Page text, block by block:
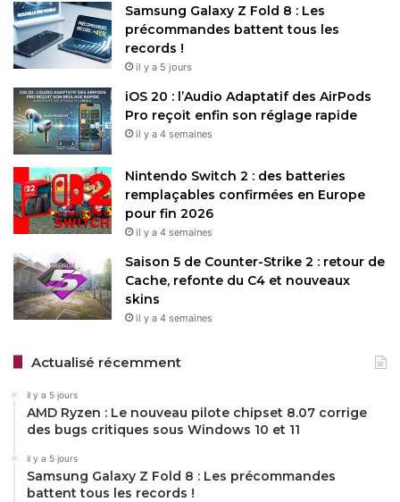
Samsung Galaxy Z Fold 8 : Les
précommandes battent tous les
records !
il y a 5 jours
iOS 20 : l’Audio Adaptatif des AirPods
Pro reçoit enfin son réglage rapide
il y a 4 semaines
Nintendo Switch 2 : des batteries
remplaçables confirmées en Europe
pour fin 2026
il y a 4 semaines
Saison 5 de Counter-Strike 2 : retour de
Cache, refonte du C4 et nouveaux
skins
il y a 4 semaines
Actualisé récemment
il y a 5 jours
AMD Ryzen : Le nouveau pilote chipset 8.07 corrige
des bugs critiques sous Windows 10 et 11
il y a 5 jours
Samsung Galaxy Z Fold 8 : Les précommandes
battent tous les records !